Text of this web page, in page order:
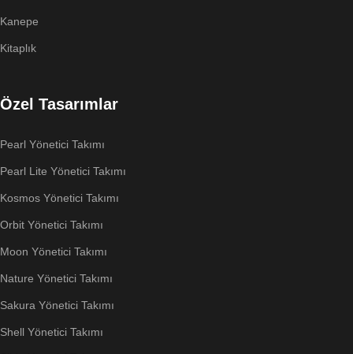
Kanepe
Kitaplık
Özel Tasarımlar
Pearl Yönetici Takımı
Pearl Lite Yönetici Takımı
Kosmos Yönetici Takımı
Orbit Yönetici Takımı
Moon Yönetici Takımı
Nature Yönetici Takımı
Sakura Yönetici Takımı
Shell Yönetici Takımı